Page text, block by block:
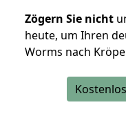
Zögern Sie nicht
heute, um Ihren
Worms nach